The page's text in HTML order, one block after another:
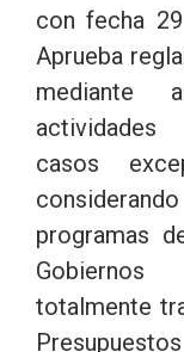
con fecha
Aprueba
mediante
casos
programas
Gobiernos
totalmente